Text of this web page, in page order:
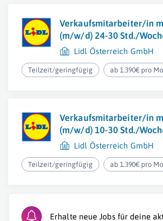
Verkaufsmitarbeiter/in
(m/w/d) 24-30 Std./
Lidl Österreich GmbH
Teilzeit/geringfügig ab 1.390€ pro
Verkaufsmitarbeiter/in
(m/w/d) 10-30 Std./
Lidl Österreich GmbH
Teilzeit/geringfügig ab 1.390€ pro
Erhalte neue Jobs für deine